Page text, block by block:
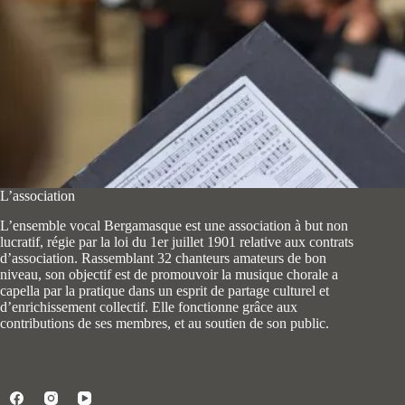
L’association
L’ensemble vocal Bergamasque est une association à but non
lucratif, régie par la loi du 1er juillet 1901 relative aux contrats
d’association. Rassemblant 32 chanteurs amateurs de bon
niveau, son objectif est de promouvoir la musique chorale a
capella par la pratique dans un esprit de partage culturel et
d’enrichissement collectif. Elle fonctionne grâce aux
contributions de ses membres, et au soutien de son public.